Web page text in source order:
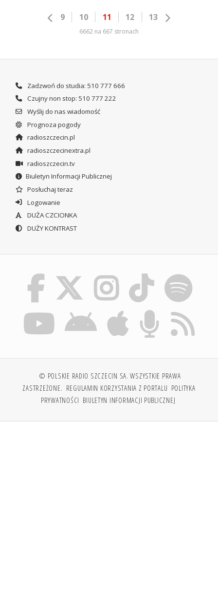
9 10 11 12 13
6662 na 667 stronach
Zadzwoń do studia: 510 777 666
Czujny non stop: 510 777 222
Wyślij do nas wiadomość
Prognoza pogody
radioszczecin.pl
radioszczecinextra.pl
radioszczecin.tv
Biuletyn Informacji Publicznej
Posłuchaj teraz
Logowanie
DUŻA CZCIONKA
DUŻY KONTRAST
© POLSKIE RADIO SZCZECIN SA. WSZYSTKIE PRAWA
ZASTRZEŻONE. REGULAMIN KORZYSTANIA Z PORTALU POLITYKA
PRYWATNOŚCI BIULETYN INFORMACJI PUBLICZNEJ